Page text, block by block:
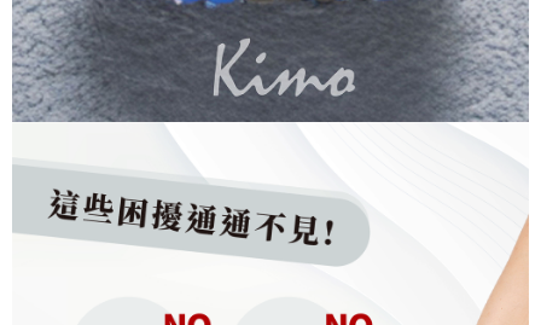
３．未成年的使用者請事先徵得法定代理人或監護人之同意方可使用
「AFTEE先享後付」，若未經同意申辦者引起之損失，本公司不負相關責
任。
４．使用「AFTEE先享後付」時，將依據個別帳號之用戶狀況，依本公司即
時審查核予不同之上限額度；若仍有額度不足之情形，本公司將視審查結果
請求用戶進行身份認證。
５．嚴禁一人註冊多個帳號或使用他人資訊註冊。若發現惡意使用之情形，
恩沛科技股份有限公司將有權停止該用戶之使用額度並採取法律行動。